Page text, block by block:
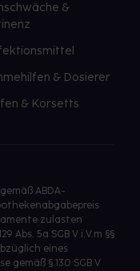
&
& Dosierer
& Korsetts
ABDA-
zulasten
Abs. 5a SGB V i.V.m §§
eines
gemäß § 130 SGB V